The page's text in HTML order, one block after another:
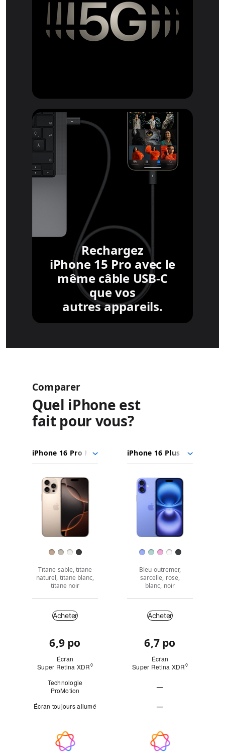
Rechargez
iPhone 15 Pro avec le
même câble USB-C
que vos
autres appareils.
Comparer
Quel iPhone est
fait pour vous?
Pro Max
iPhone 16 Plus
Choisir
comparer.
Sélectionner
Sélectionner
Images
Titane sable, titane
naturel, titane blanc,
titane noir
Bleu outremer,
sarcelle, rose,
blanc, noir
Acheter Acheter
Coup6,9 po
Écran
Super Retina XDR◊Mention légale
Technologie
ProMotion
Écran toujours allumé
6,7 po
Écran
Super Retina XDR◊Mention
—
pas
—
s’applique
pas
Intelligence